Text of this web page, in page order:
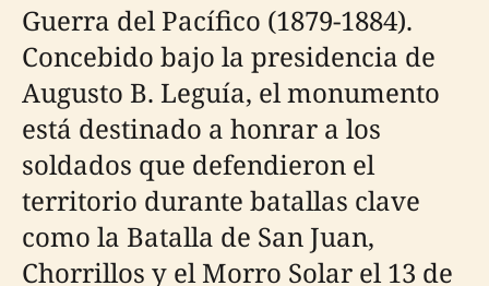
Guerra del Pacífico (1879-1884).
Concebido bajo la presidencia de
Augusto B. Leguía, el monumento
está destinado a honrar a los
soldados que defendieron el
territorio durante batallas clave
como la Batalla de San Juan,
Chorrillos y el Morro Solar el 13 de